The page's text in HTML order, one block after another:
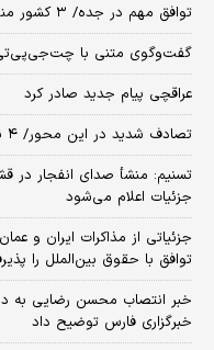
توافق مهم در جده/ ۳ کشور منطقه توافقنامه نظامی امضا می‌کنند
گفت‌وگوی متنی با چت‌جی‌پی‌تی
عراقچی پیام جدید صادر کرد
تصادف شدید در این محور/ ۴ نفر جان باختند
تسنیم: منشأ صدای انفجار در
جزئیات اعلام می‌شود
جزئیاتی از مذاکرات ایران و
توافق با حقوق بین‌الملل را
خبر انتصاب محسن رضایی به
خبرگزاری فارس توضیح داد